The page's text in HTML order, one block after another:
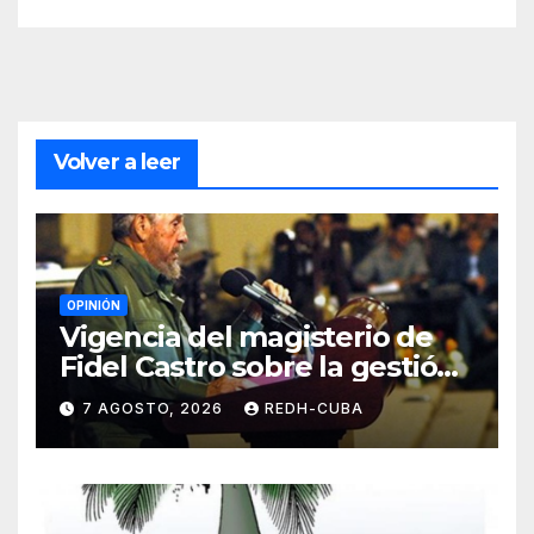
Volver a leer
OPINIÓN
Vigencia del magisterio de
Fidel Castro sobre la gestión
del liderazgo revolucionario.
Por Jorge Luís Guach Estévez
7 AGOSTO, 2026 REDH-CUBA